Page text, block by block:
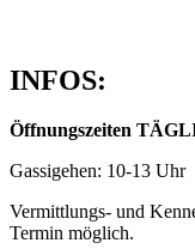
INFOS:
Öffnungszeiten
Gassigehen: 10-13 Uhr
Vermittlungs- und
Termin möglich.